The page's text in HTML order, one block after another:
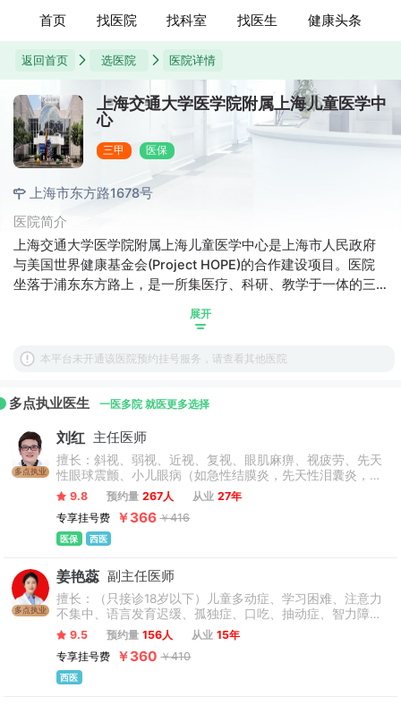
首页 找医院 找科室 找医生 健康头条
返回首页 选医院 医院详情
上海交通大学医学院附属上海儿童医学中
心
三甲 医保
上海市东方路1678号
医院简介
上海交通大学医学院附属上海儿童医学中心是上海市人民政府
与美国世界健康基金会(Project HOPE)的合作建设项目。医院
坐落于浦东东方路上，是一所集医疗、科研、教学于一体的三
核定病床500张，拥有一流的楼宇自动化设备和完备的医疗保障
的医疗工作。上海儿童医学中心设有内科、血液肿瘤科、心血
麻醉科、眼科、五官科、口腔科、皮肤科、中医科、影像诊断
需和疑难病门诊。
展开
本平台未开通该医院预约挂号服务，请查看其他医院
多点执业医生 一医多院 就医更多选择
多点执业
刘红 主任医师
擅长：斜视、弱视、近视、复视、眼肌麻痹、视疲劳、先天
性眼球震颤、小儿眼病（如急性结膜炎，先天性泪囊炎，先
天性上睑下垂，小儿斜视，小儿眼外伤）、甲状腺相关眼病
的诊治及眼视光专业，尤其擅长各类疑难斜视、复视、弱视
及先天性眼球震颤的治疗。
9.8 预约量 267人 从业 27年
专享挂号费
￥366 ￥416
医保 西医
多点执业
姜艳蕊 副主任医师
擅长：（只接诊18岁以下）儿童多动症、学习困难、注意力
不集中、语言发育迟缓、孤独症、口吃、抽动症、智力障
碍、遗尿症、脑瘫以及青少年精神心理行为问题的评估、诊
断和治疗。
9.5 预约量 156人 从业 15年
专享挂号费
￥360 ￥410
西医